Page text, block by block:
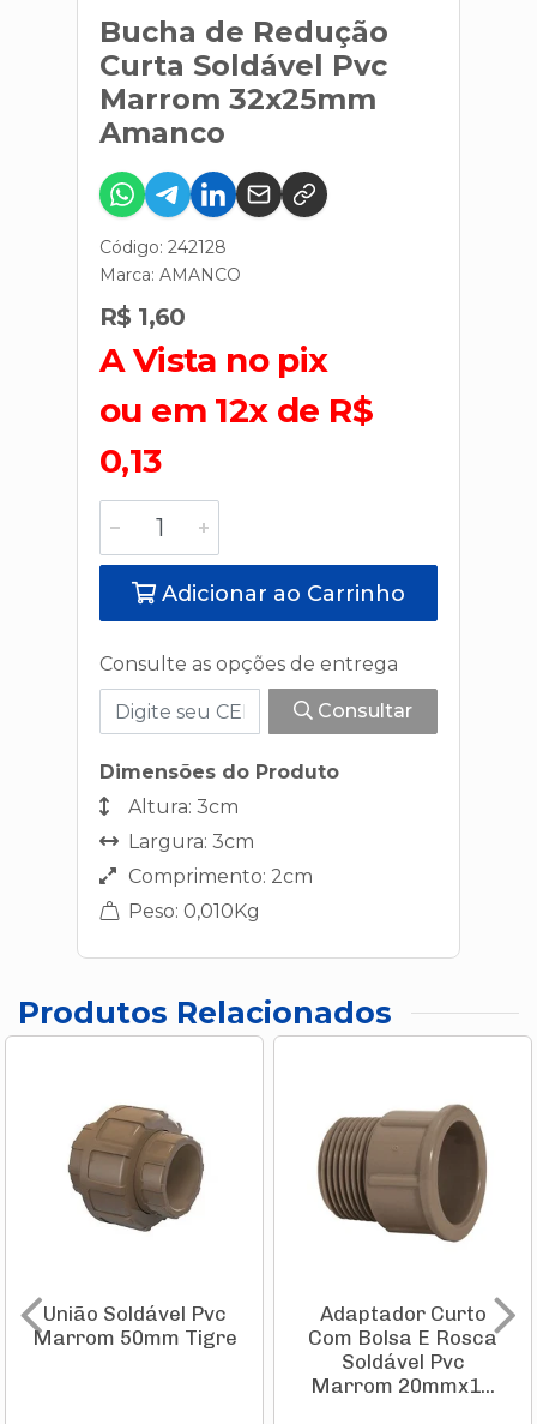
Bucha de Redução
Curta Soldável Pvc
Marrom 32x25mm
Amanco
Código: 242128
Marca: AMANCO
R$ 1,60
A Vista no pix
ou em 12x de R$
0,13
Adicionar ao Carrinho
Consulte as opções de entrega
Consultar
Dimensões do Produto
Altura: 3cm
Largura: 3cm
Comprimento: 2cm
Peso: 0,010Kg
Produtos Relacionados
União Soldável Pvc
Marrom 50mm Tigre
Adaptador Curto
Com Bolsa E Rosca
Soldável Pvc
Marrom 20mmx1...